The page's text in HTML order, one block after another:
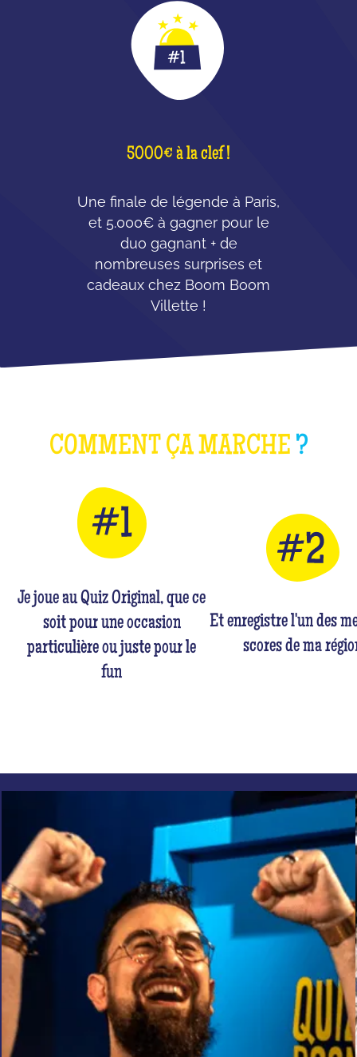
5000€ à la clef !
Une finale de légende à Paris,
et 5.000€ à gagner pour le
duo gagnant + de
nombreuses surprises et
cadeaux chez Boom Boom
Villette !
COMMENT ÇA MARCHE ?
Je joue au Quiz Original, que ce
soit pour une occasion
particulière ou juste pour le
fun
Et enregistre l'un des
scores de ma